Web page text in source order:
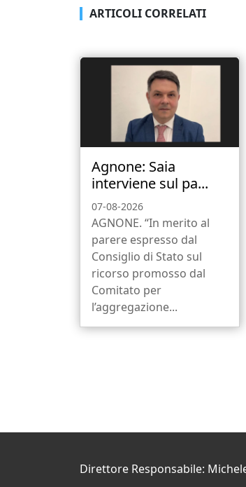
ARTICOLI CORRELATI
Agnone: Saia
interviene sul pa...
07-08-2026
AGNONE. “In merito al
parere espresso dal
Consiglio di Stato sul
ricorso promosso dal
Comitato per
l’aggregazione...
Direttore Responsabile: